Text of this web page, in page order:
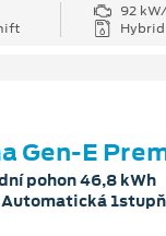
92
Hybrid
Gen-E
pohon 46,8 kWh
Automatická